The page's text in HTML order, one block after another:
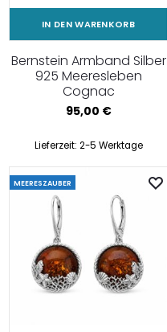
IN DEN WARENKORB
Bernstein Armband Silber
925 Meeresleben
Cognac
95,00 €
Lieferzeit: 2-5 Werktage
MEERESZAUBER